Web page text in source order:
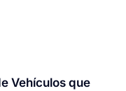
Vehículos que